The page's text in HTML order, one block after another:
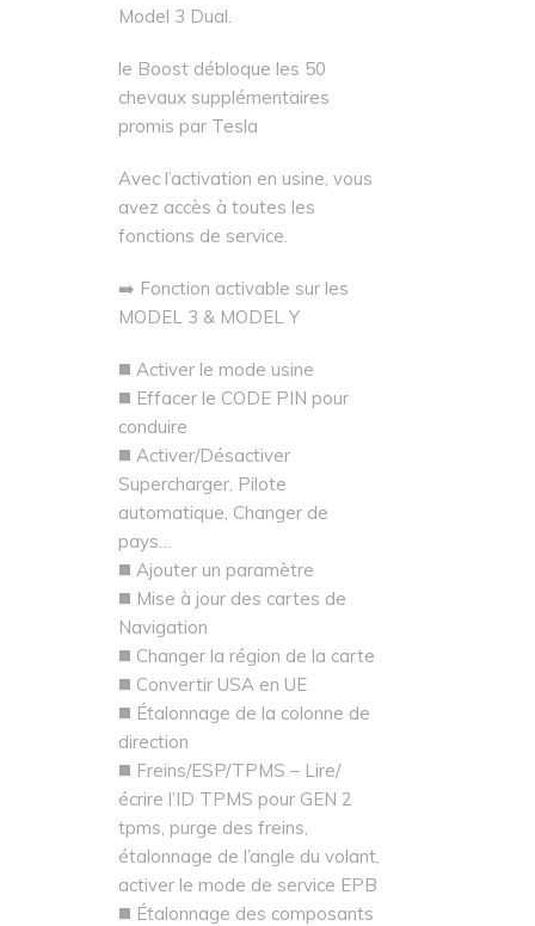
Model 3 Dual.
le Boost débloque les 50
chevaux supplémentaires
promis par Tesla
Avec l’activation en usine, vous
avez accès à toutes les
fonctions de service.
➡️ Fonction activable sur les
MODEL 3 & MODEL Y
◼️ Activer le mode usine
◼️ Effacer le CODE PIN pour
conduire
◼️ Activer/Désactiver
Supercharger, Pilote
automatique, Changer de
pays…
◼️ Ajouter un paramètre
◼️ Mise à jour des cartes de
Navigation
◼️ Changer la région de la carte
◼️ Convertir USA en UE
◼️ Étalonnage de la colonne de
direction
◼️ Freins/ESP/TPMS – Lire/
écrire l’ID TPMS pour GEN 2
tpms, purge des freins,
étalonnage de l’angle du volant,
activer le mode de service EPB
◼️ Étalonnage des composants